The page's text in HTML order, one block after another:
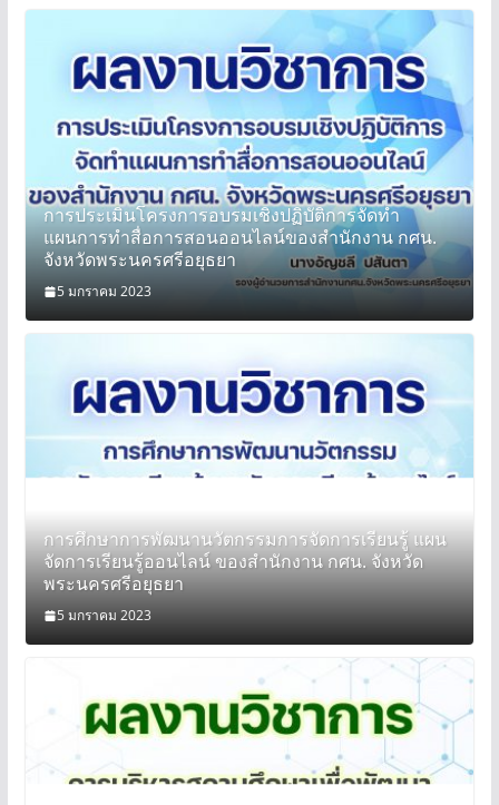
การประเมินโครงการอบรมเชิงปฏิบัติการจัดทำ
แผนการทำสื่อการสอนออนไลน์ของสำนักงาน กศน.
จังหวัดพระนครศรีอยุธยา
5 มกราคม 2023
การศึกษาการพัฒนานวัตกรรมการจัดการเรียนรู้ แผน
จัดการเรียนรู้ออนไลน์ ของสำนักงาน กศน. จังหวัด
พระนครศรีอยุธยา
5 มกราคม 2023